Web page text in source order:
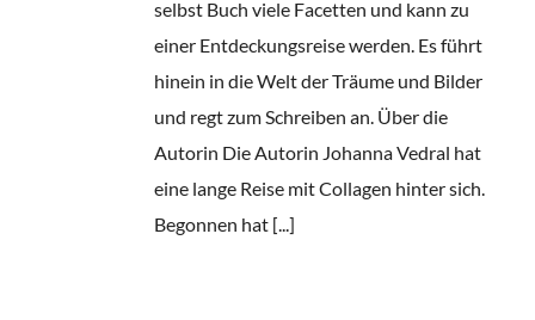
selbst Buch viele Facetten und kann zu
einer Entdeckungsreise werden. Es führt
hinein in die Welt der Träume und Bilder
und regt zum Schreiben an. Über die
Autorin Die Autorin Johanna Vedral hat
eine lange Reise mit Collagen hinter sich.
Begonnen hat [...]